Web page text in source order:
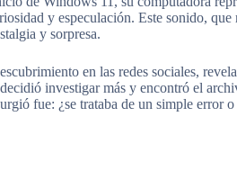
y especulación. Este sonido, que
y sorpresa.
en las redes sociales,
investigar más y encontró el
fue: ¿se trataba de un simple error o